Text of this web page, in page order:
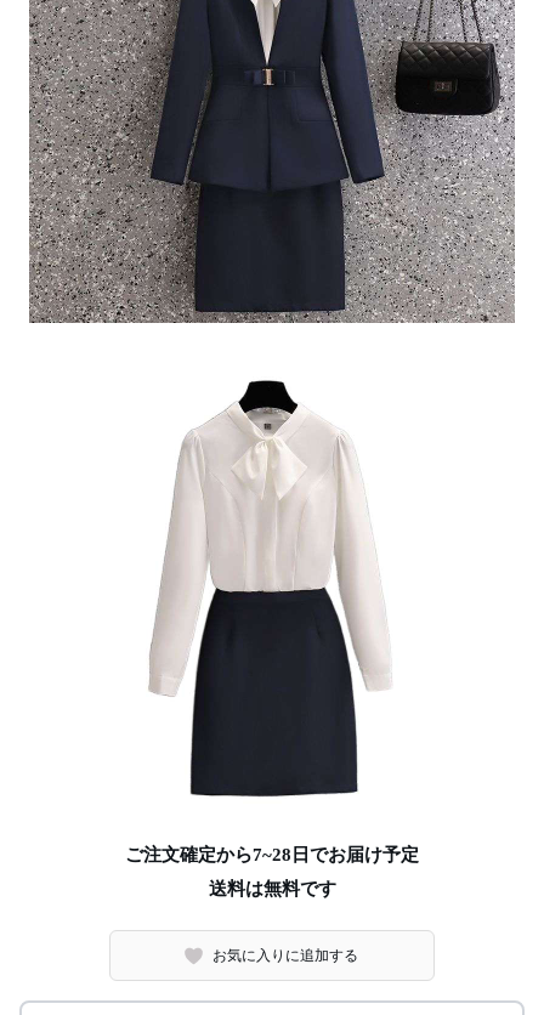
ご注文確定から7~28日でお届け予定
送料は無料です
お気に入りに追加する